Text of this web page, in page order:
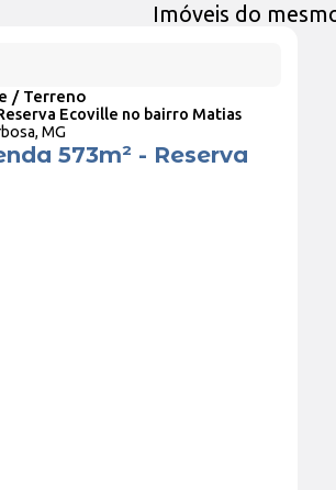
Imóveis do
/ Terreno
Ecoville no bairro Matias
MG
573m² - Reserva